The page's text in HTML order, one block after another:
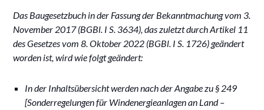
Das Baugesetzbuch in der Fassung der Bekanntmachung vom 3.
November 2017 (BGBl. I S. 3634), das zuletzt durch Artikel 11
des Gesetzes vom 8. Oktober 2022 (BGBl. I S. 1726) geändert
worden ist, wird wie folgt geändert:
In der Inhaltsübersicht werden nach der Angabe zu § 249
[Sonderregelungen für Windenergieanlagen an Land –